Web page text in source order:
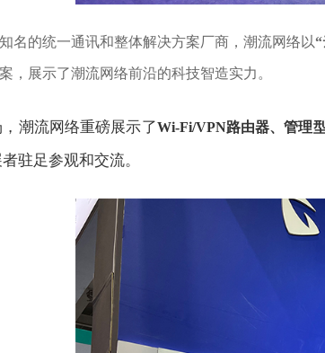
名的统一通讯和整体解决方案厂商，潮流网络以
，展示了潮流网络前沿的科技智造实力。
潮流网络重磅展示了Wi-Fi/VPN路由器、管理
驻足参观和交流。